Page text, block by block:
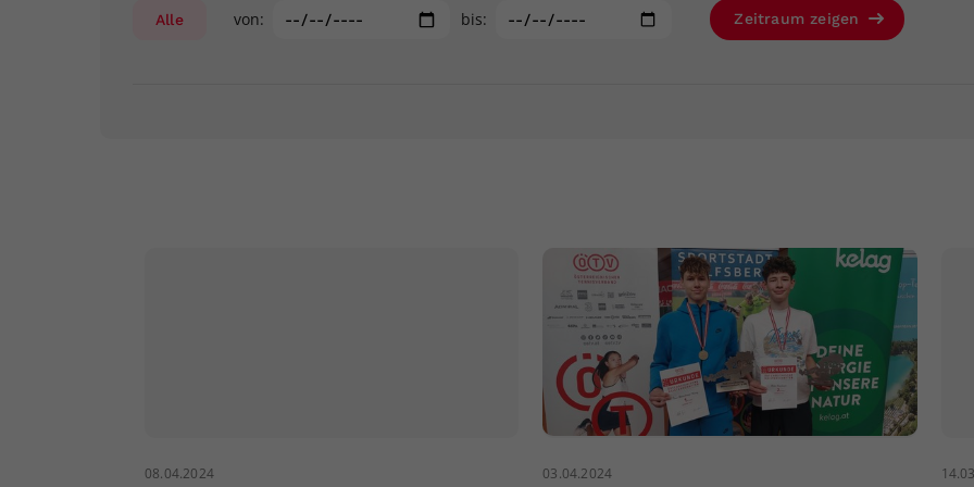
Alle von: bis: Zeitraum zeigen
08.04.2024 03.04.2024
Ihrer vorgenommen Einstellungen, falls der